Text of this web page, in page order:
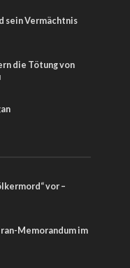
sein Vermächtnis
die Tötung von
vor –
Memorandum im